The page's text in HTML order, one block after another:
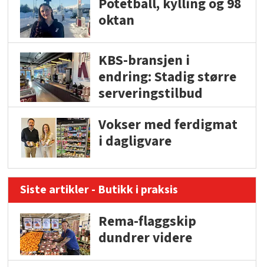
oktan
KBS-bransjen i
endring: Stadig større
serveringstilbud
Vokser med ferdigmat
i dagligvare
Siste artikler - Butikk i praksis
Rema-flaggskip
dundrer videre